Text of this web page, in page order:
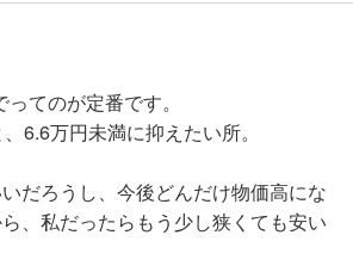
てのが定番です。
6.6万円未満に抑えたい所。
だろうし、今後どんだけ物価高にな
、私だったらもう少し狭くても安い